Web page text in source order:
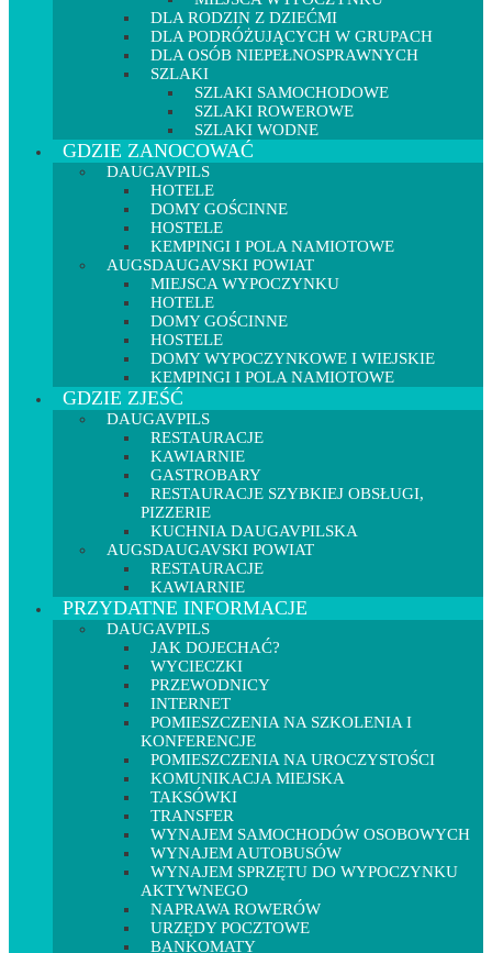
DLA RODZIN Z DZIEĆMI
DLA PODRÓŻUJĄCYCH W GRUPACH
DLA OSÓB NIEPEŁNOSPRAWNYCH
SZLAKI
SZLAKI SAMOCHODOWE
SZLAKI ROWEROWE
SZLAKI WODNE
GDZIE ZANOCOWAĆ
DAUGAVPILS
HOTELE
DOMY GOŚCINNE
HOSTELE
KEMPINGI I POLA NAMIOTOWE
AUGSDAUGAVSKI POWIAT
MIEJSCA WYPOCZYNKU
HOTELE
DOMY GOŚCINNE
HOSTELE
DOMY WYPOCZYNKOWE I WIEJSKIE
KEMPINGI I POLA NAMIOTOWE
GDZIE ZJEŚĆ
DAUGAVPILS
RESTAURACJE
KAWIARNIE
GASTROBARY
RESTAURACJE SZYBKIEJ OBSŁUGI,
PIZZERIE
KUCHNIA DAUGAVPILSKA
AUGSDAUGAVSKI POWIAT
RESTAURACJE
KAWIARNIE
PRZYDATNE INFORMACJE
DAUGAVPILS
JAK DOJECHAĆ?
WYCIECZKI
PRZEWODNICY
INTERNET
POMIESZCZENIA NA SZKOLENIA I
KONFERENCJE
POMIESZCZENIA NA UROCZYSTOŚCI
KOMUNIKACJA MIEJSKA
TAKSÓWKI
TRANSFER
WYNAJEM SAMOCHODÓW OSOBOWYCH
WYNAJEM AUTOBUSÓW
WYNAJEM SPRZĘTU DO WYPOCZYNKU
AKTYWNEGO
NAPRAWA ROWERÓW
URZĘDY POCZTOWE
BANKOMATY